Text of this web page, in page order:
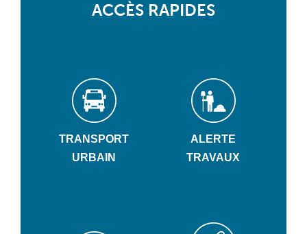
ACCÈS RAPIDES
TRANSPORT
URBAIN
ALERTE
TRAVAUX